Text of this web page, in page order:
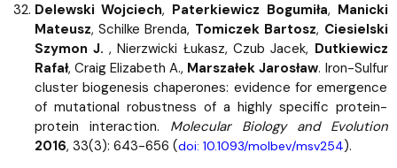
Delewski Wojciech, Paterkiewicz Bogumiła, Manicki
Mateusz, Schilke Brenda, Tomiczek Bartosz, Ciesielski
Szymon J., Nierzwicki Łukasz, Czub Jacek, Dutkiewicz
Rafał, Craig Elizabeth A., Marszałek Jarosław. Iron-Sulfur
cluster biogenesis chaperones: evidence for emergence
of mutational robustness of a highly specific protein-
protein interaction. Molecular Biology and Evolution
2016, 33(3): 643-656 (doi: 10.1093/molbev/msv254).